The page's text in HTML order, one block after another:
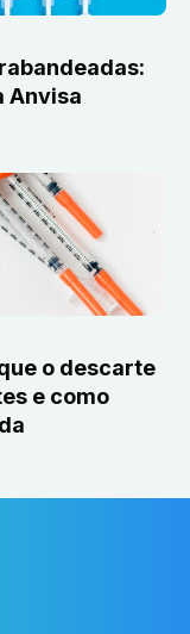
Anvisa
o descarte
e como